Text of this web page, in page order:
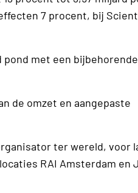
7 procent, bij
met een
de omzet en aangepaste
ter wereld, voor
RAI Amsterdam en